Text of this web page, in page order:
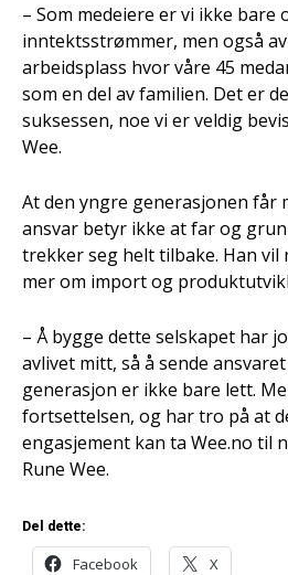
– Som medeiere er vi ikke bare
inntektsstrømmer, men også
arbeidsplass hvor våre 45
som en del av familien. Det er
suksessen, noe vi er veldig
Wee.
At den yngre generasjonen får
ansvar betyr ikke at far og
trekker seg helt tilbake. Han vil
mer om import og
– Å bygge dette selskapet har
avlivet mitt, så å sende
generasjon er ikke bare lett.
fortsettelsen, og har tro på at
engasjement kan ta Wee.no til
Rune Wee.
Del dette:
Facebook X